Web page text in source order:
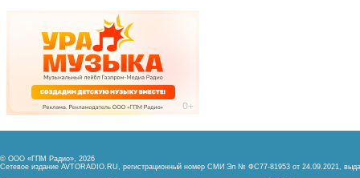
© ООО «ГПМ Радио», 2026
Сетевое издание AVTORADIO.RU, регистрационный номер СМИ Эл № ФС77-81953 от 24.09.2021,